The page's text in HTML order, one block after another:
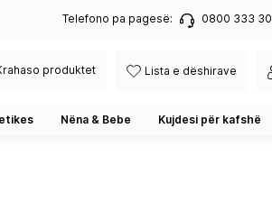
Telefono pa pagesë: 0800 333 30
produktet Lista e dëshirave
Nëna & Bebe Kujdesi për kafshë